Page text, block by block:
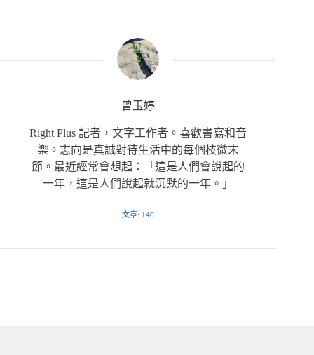
曾玉婷
Right Plus 記者，文字工作者。喜歡書寫和音
樂。志向是真誠對待生活中的每個枝微末
節。最近經常會想起：「這是人們會說起的
一年，這是人們說起就沉默的一年。」
文章: 140